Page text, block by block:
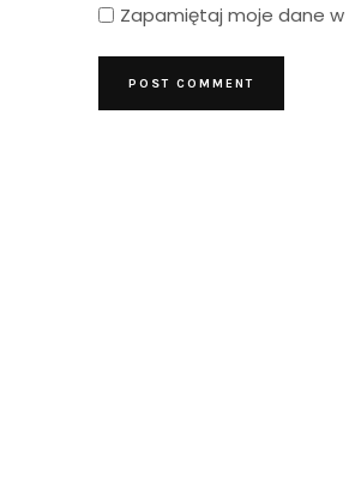
Zapamiętaj moje dane